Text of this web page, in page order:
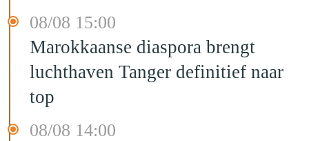
08/08 15:00
Marokkaanse diaspora brengt
luchthaven Tanger definitief naar
top
08/08 14:00